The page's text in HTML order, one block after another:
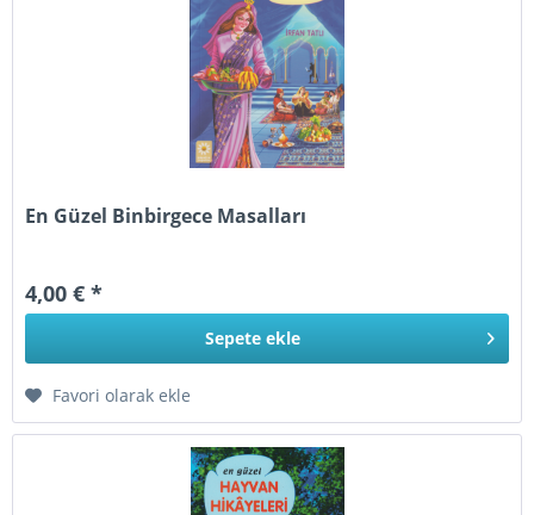
En Güzel Binbirgece Masalları
4,00 € *
Sepete ekle
Favori olarak ekle